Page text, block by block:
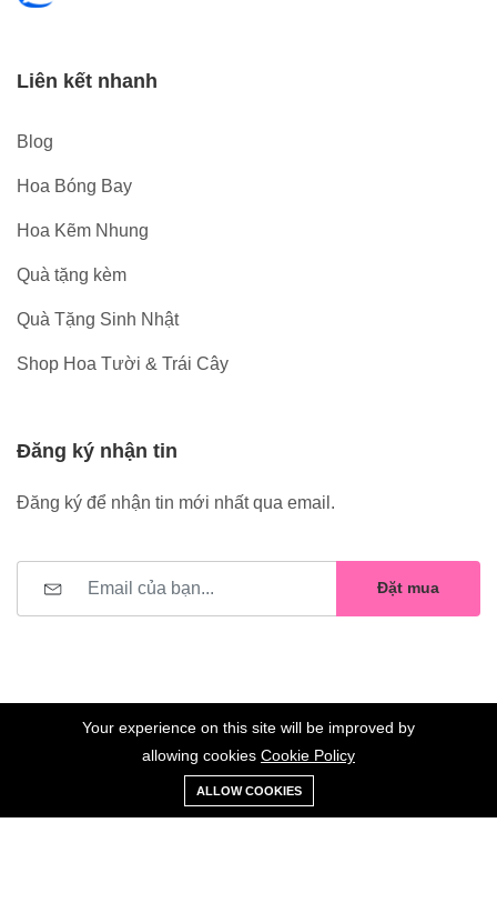
Liên kết nhanh
Blog
Hoa Bóng Bay
Hoa Kẽm Nhung
Quà tặng kèm
Quà Tặng Sinh Nhật
Shop Hoa Tười & Trái Cây
Đăng ký nhận tin
Đăng ký để nhận tin mới nhất qua email.
Đặt mua
©2023 Hoa Nelly . All Rights Reserved.
0
Xe
đẩy
Danh sách
yêu thích
Your experience on this site will be improved by
allowing cookies Cookie Policy
ALLOW COOKIES